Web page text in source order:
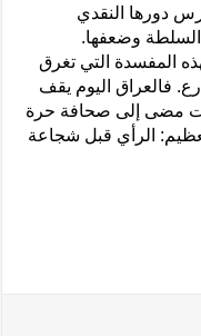
دورها النقدي
السلطة وضعفها.
المفسدة التي تغرق
فالعراق اليوم يقف
مضى إلى صحافة حرة
الرأي قبل شجاعة